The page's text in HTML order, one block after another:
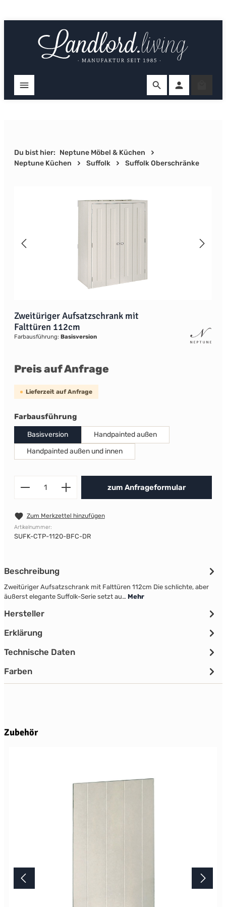
Du bist hier: Neptune Möbel & Küchen
Neptune Küchen
Suffolk Suffolk Oberschränke
Zweitüriger Aufsatzschrank mit
Falttüren 112cm
Farbausführung: Basisversion
Preis auf Anfrage
Lieferzeit auf Anfrage
Farbausführungauswählen
Basisversion
Handpainted außen
Handpainted außen und innen
Produkt Anzahl: Gib den
zum Anfrageformular
Zum Merkzettel hinzufügen
Artikelnummer:
SUFK-CTP-1120-BFC-DR
Beschreibung
Zweitüriger Aufsatzschrank mit Falttüren 112cm Die schlichte, aber
äußerst elegante Suffolk-Serie setzt au… Mehr
Hersteller
Erklärung
Technische Daten
Farben
Produktgalerie überspringen
Zubehör